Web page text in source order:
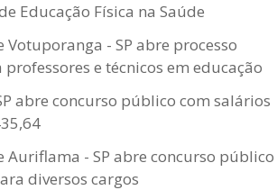
Educação Física na Saúde
Votuporanga - SP abre processo
e técnicos em educação
abre concurso público com salários
Auriflama - SP abre concurso público
diversos cargos